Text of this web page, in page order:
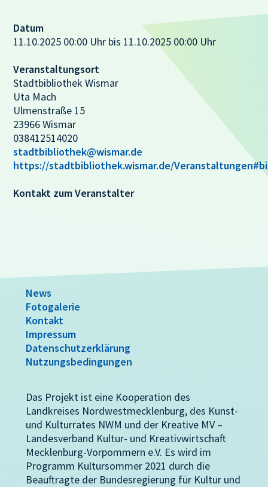
Datum
11.10.2025 00:00 Uhr bis 11.10.2025 00:00 Uhr
Veranstaltungsort
Stadtbibliothek Wismar
Uta Mach
Ulmenstraße 15
23966 Wismar
038412514020
stadtbibliothek@wismar.de
https://stadtbibliothek.wismar.de/
Kontakt zum Veranstalter
News
Fotogalerie
Kontakt
Impressum
Datenschutzerklärung
Nutzungsbedingungen
Das Projekt ist eine Kooperation des
Landkreises Nordwestmecklenburg, des Kunst-
und Kulturrates NWM und der Kreative MV –
Landesverband Kultur- und Kreativwirtschaft
Mecklenburg-Vorpommern e.V. Es wird im
Programm Kultursommer 2021 durch die
Beauftragte der Bundesregierung für Kultur und